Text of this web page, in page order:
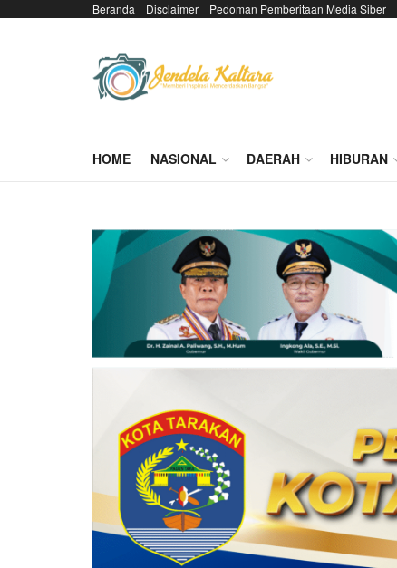
Beranda Disclaimer Pedoman Pemberitaan Media Siber
HOME NASIONAL DAERAH HIBURAN